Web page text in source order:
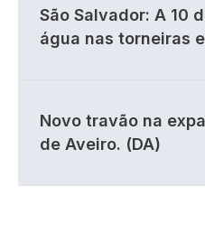
São Salvador: A 10
água nas torneiras
Novo travão na
de Aveiro. (DA)